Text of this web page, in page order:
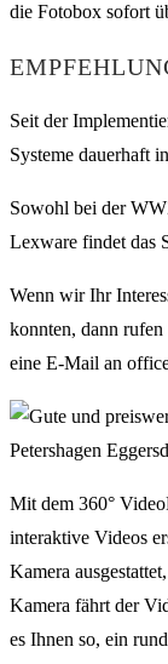
die Fotobox sofort
Seit der
Systeme dauerhaft
Sowohl bei der
Lexware findet das
Wenn wir Ihr
konnten, dann
eine E-Mail an
Mit dem 360°
interaktive Videos
Kamera
Kamera fährt der
es Ihnen so, ein